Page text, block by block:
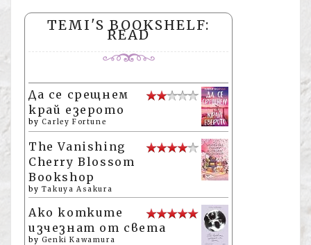
TEMI'S BOOKSHELF:
READ
Да се срещнем
край езерото
by Carley Fortune
The Vanishing
Cherry Blossom
Bookshop
by Takuya Asakura
Ако котките
изчезнат от света
by Genki Kawamura